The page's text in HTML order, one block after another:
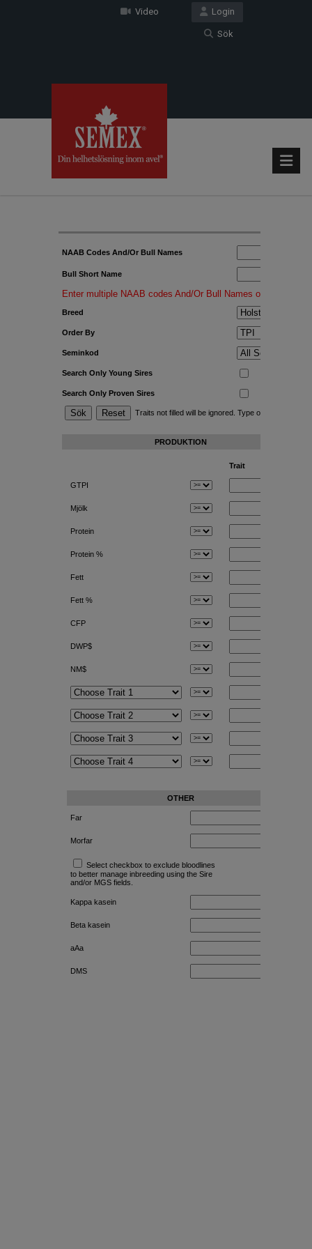
Login
Video
Sök